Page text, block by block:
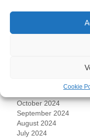
Cookie
July 2025
May 2025
December 2024
October 2024
September 2024
August 2024
July 2024